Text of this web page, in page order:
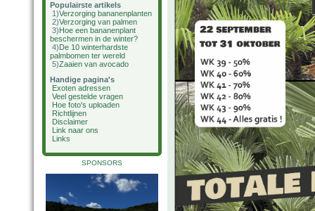
Populairste artikels
1)Verzorging bananenplanten
2)Verzorging van palmen
3)Hoe een bananenplant
beschermen in de winter?
4)De 10 winterhardste
palmbomen ter wereld
5)Zaaien van avocado
Handige pagina's
Exoten adressen
Veel gestelde vragen
Hoe foto's uploaden
Richtlijnen
Disclaimer
Link naar ons
Links
SPONSORS